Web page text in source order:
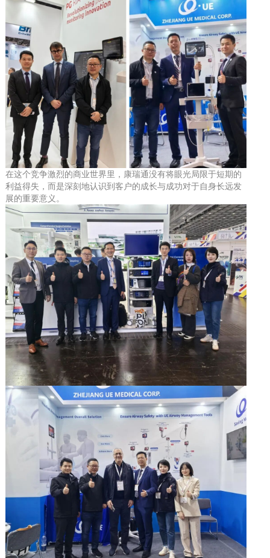
在这个竞争激烈的商业世界里，康瑞通没有将眼光局限于短期的
利益得失，而是深刻地认识到客户的成长与成功对于自身长远发
展的重要意义。